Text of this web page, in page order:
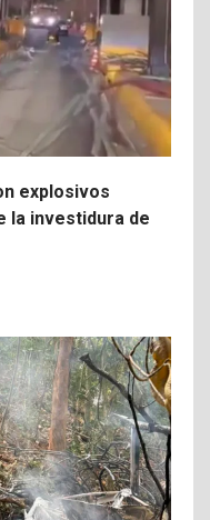
explosivos
la investidura de